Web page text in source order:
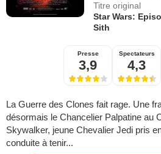
Titre original
Star Wars:
Sith
Presse
3,9
Spectateurs
4,3
La Guerre des Clones fait rage. Une
désormais le Chancelier Palpatine au
Skywalker, jeune Chevalier Jedi pris
conduite à tenir...